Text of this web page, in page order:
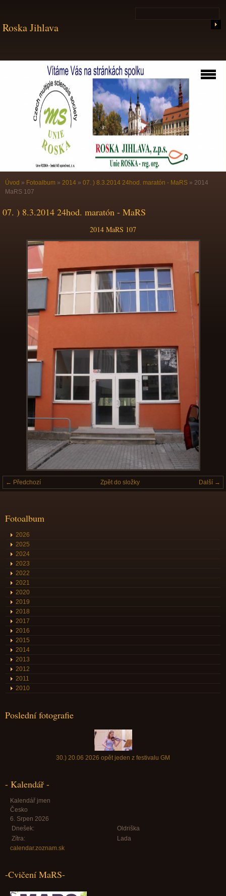
Roska Jihlava
Úvod » Fotoalbum » 2014 » 07. ) 8.3.2014 24hod. maratón - MaRS » 2014
MaRS 107
07. ) 8.3.2014 24hod. maratón - MaRS
2014 MaRS 107
← Předchozí Další →
Zpět do složky
Fotoalbum
2026
2025
2024
2023
2022
2021
2020
2019
2018
2017
2016
2015
2014
2013
2012
2011
2010
Poslední fotografie
30.) 20.06 2026 opět jeden z festivalu GM
- Kalendář -
Kalendář jmen
Česko
6. Srpen 2026
Dnešek:
Oldriška
Zítra:
Lada
calendar.zoznam.sk
-Cvičení MaRS-